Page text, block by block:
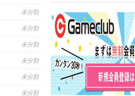
未分類
未分類
未分類
未分類
未分類
未分類